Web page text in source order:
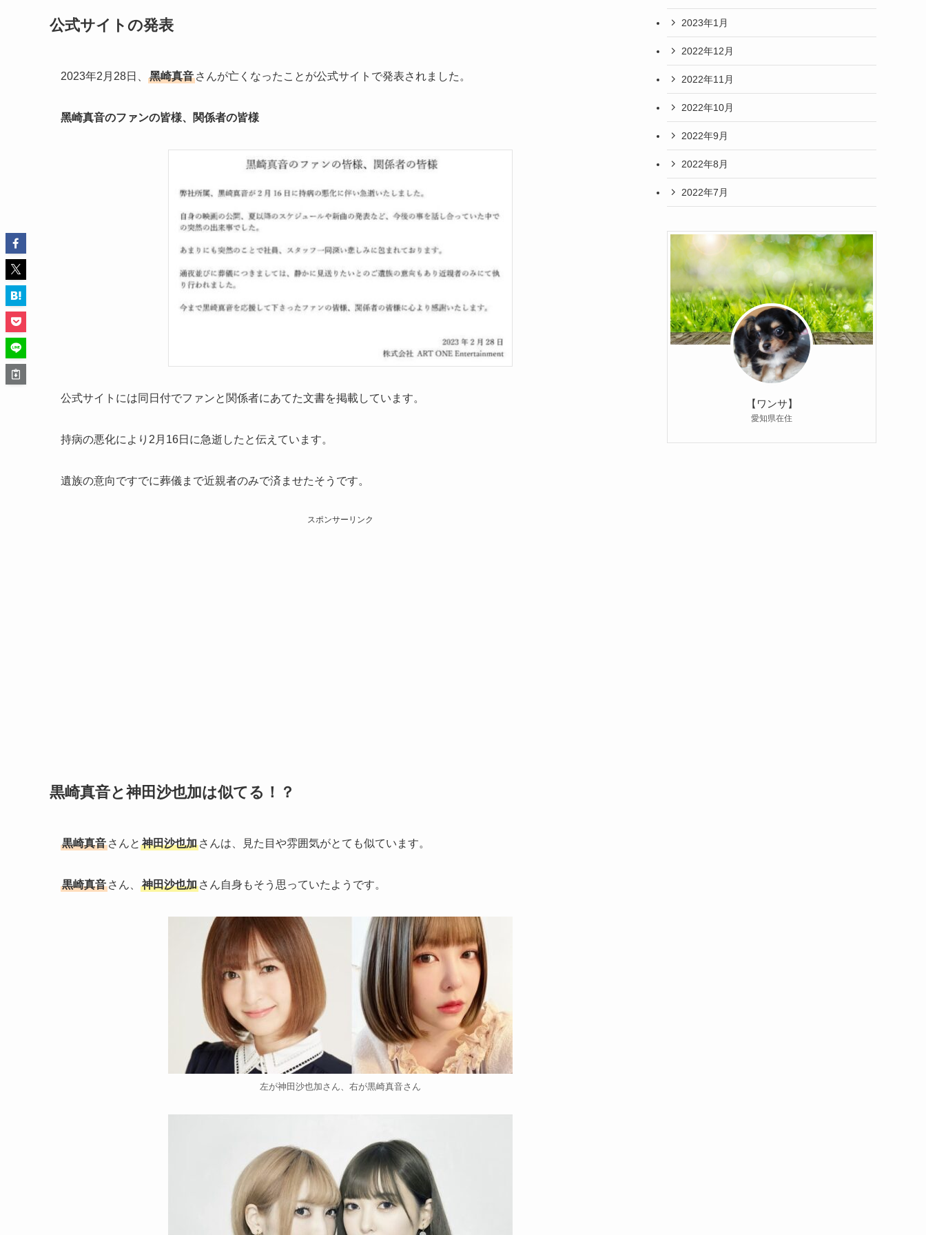
公式サイトの発表
2023年2月28日、 ⿊崎真⾳ さんが亡くなったことが公式サイトで発表されました。
⿊崎真⾳のファンの皆様、関係者の皆様
公式サイトには同日付でファンと関係者にあてた文書を掲載しています。
持病の悪化により2月16日に急逝したと伝えています。
遺族の意向ですでに葬儀まで近親者のみで済ませたそうです。
スポンサーリンク
黒崎真音と神田沙也加は似てる！？
黒崎真音 さんと 神田沙也加 さんは、見た目や雰囲気がとても似ています。
黒崎真音 さん、 神田沙也加 さん自身もそう思っていたようです。
左が神田沙也加さん、右が黒崎真音さん
2023年1月
2022年12月
2022年11月
2022年10月
2022年9月
2022年8月
2022年7月
【ワンサ】
愛知県在住